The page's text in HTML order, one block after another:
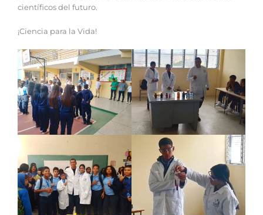
científicos del futuro.
¡Ciencia para la Vida!